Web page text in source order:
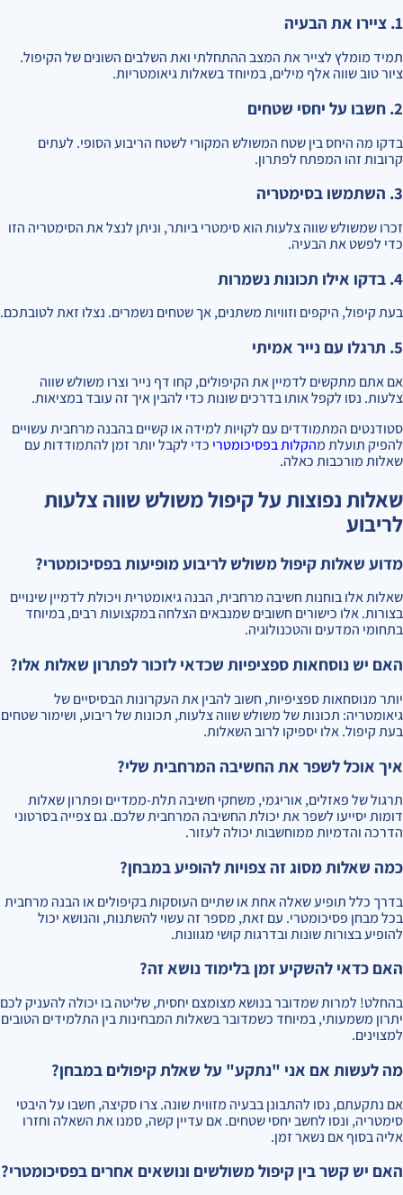
1. ציירו את הבעיה
תמיד מומלץ לצייר את המצב ההתחלתי ואת השלבים השונים של הקיפול.
ציור טוב שווה אלף מילים, במיוחד בשאלות גיאומטריות.
2. חשבו על יחסי שטחים
בדקו מה היחס בין שטח המשולש המקורי לשטח הריבוע הסופי. לעתים
קרובות זהו המפתח לפתרון.
3. השתמשו בסימטריה
זכרו שמשולש שווה צלעות הוא סימטרי ביותר, וניתן לנצל את הסימטריה הזו
כדי לפשט את הבעיה.
4. בדקו אילו תכונות נשמרות
בעת קיפול, היקפים וזוויות משתנים, אך שטחים נשמרים. נצלו זאת לטובתכם.
5. תרגלו עם נייר אמיתי
אם אתם מתקשים לדמיין את הקיפולים, קחו דף נייר וצרו משולש שווה
צלעות. נסו לקפל אותו בדרכים שונות כדי להבין איך זה עובד במציאות.
סטודנטים המתמודדים עם לקויות למידה או קשיים בהבנה מרחבית עשויים
להפיק תועלת מהקלות בפסיכומטרי כדי לקבל יותר זמן להתמודדות עם
שאלות מורכבות כאלה.
שאלות נפוצות על קיפול משולש שווה צלעות
לריבוע
מדוע שאלות קיפול משולש לריבוע מופיעות בפסיכומטרי?
שאלות אלו בוחנות חשיבה מרחבית, הבנה גיאומטרית ויכולת לדמיין שינויים
בצורות. אלו כישורים חשובים שמנבאים הצלחה במקצועות רבים, במיוחד
בתחומי המדעים והטכנולוגיה.
האם יש נוסחאות ספציפיות שכדאי לזכור לפתרון שאלות אלו?
יותר מנוסחאות ספציפיות, חשוב להבין את העקרונות הבסיסיים של
גיאומטריה: תכונות של משולש שווה צלעות, תכונות של ריבוע, ושימור שטחים
בעת קיפול. אלו יספיקו לרוב השאלות.
איך אוכל לשפר את החשיבה המרחבית שלי?
תרגול של פאזלים, אוריגמי, משחקי חשיבה תלת-ממדיים ופתרון שאלות
דומות יסייעו לשפר את יכולת החשיבה המרחבית שלכם. גם צפייה בסרטוני
הדרכה והדמיות ממוחשבות יכולה לעזור.
כמה שאלות מסוג זה צפויות להופיע במבחן?
בדרך כלל תופיע שאלה אחת או שתיים העוסקות בקיפולים או הבנה מרחבית
בכל מבחן פסיכומטרי. עם זאת, מספר זה עשוי להשתנות, והנושא יכול
להופיע בצורות שונות ובדרגות קושי מגוונות.
האם כדאי להשקיע זמן בלימוד נושא זה?
בהחלט! למרות שמדובר בנושא מצומצם יחסית, שליטה בו יכולה להעניק לכם
יתרון משמעותי, במיוחד כשמדובר בשאלות המבחינות בין התלמידים הטובים
למצוינים.
מה לעשות אם אני "נתקע" על שאלת קיפולים במבחן?
אם נתקעתם, נסו להתבונן בבעיה מזווית שונה. צרו סקיצה, חשבו על היבטי
סימטריה, ונסו לחשב יחסי שטחים. אם עדיין קשה, סמנו את השאלה וחזרו
אליה בסוף אם נשאר זמן.
האם יש קשר בין קיפול משולשים ונושאים אחרים בפסיכומטרי?